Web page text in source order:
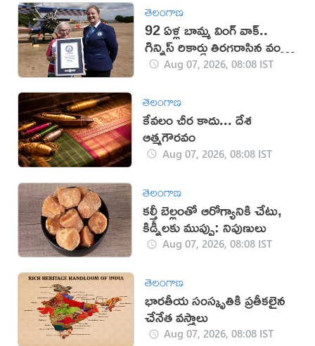
తెలంగాణ
92 ఏళ్ల బామ్మ వింగ్ వాక్..
గిన్నిస్ రికార్డు తిరగరాసిన వండర్
ఉమెన్Aug 07, 2026, 08:08 IST
తెలంగాణ
కేవలం చీర కాదు... దేశ
ఆత్మగౌరవం
Aug 07, 2026, 08:08 IST
తెలంగాణ
కల్తీ బెల్లంతో ఆరోగ్యానికి చేటు,
కిడ్నీలకు ముప్పు: నిపుణులు
Aug 07, 2026, 08:08 IST
తెలంగాణ
భారతీయ సంస్కృతికి ప్రతీకలైన
చేనేత వస్త్రాలు
Aug 07, 2026, 08:08 IST